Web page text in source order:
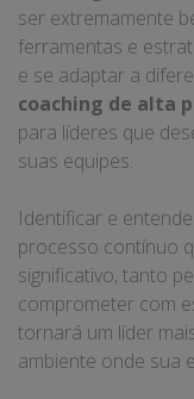
ser extremamente
ferramentas e
e se adaptar a
coaching de alta
para líderes que
suas equipes.
Identificar e
processo contínuo
significativo, tanto
comprometer com
tornará um líder
ambiente onde sua